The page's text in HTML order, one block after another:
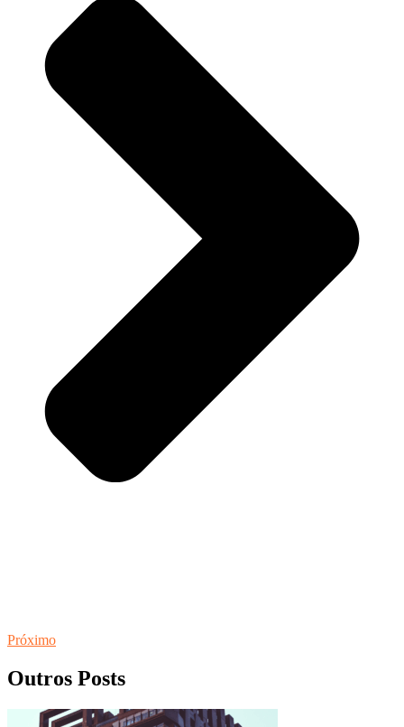
Próximo
Outros Posts